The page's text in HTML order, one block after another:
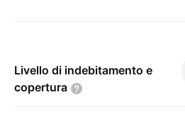
Livello di indebitamento e
copertura